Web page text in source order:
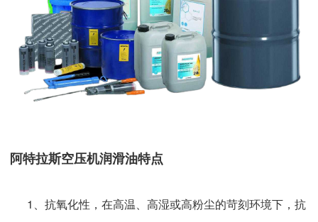
阿特拉斯空压机润滑油特点
1、抗氧化性，在高温、高湿或高粉尘的苛刻环境下，抗